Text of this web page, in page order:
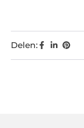
Delen: